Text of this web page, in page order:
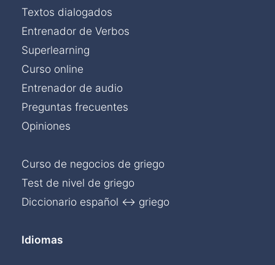
Textos dialogados
Entrenador de Verbos
Superlearning
Curso online
Entrenador de audio
Preguntas frecuentes
Opiniones
Curso de negocios de griego
Test de nivel de griego
Diccionario español ↔ griego
Idiomas